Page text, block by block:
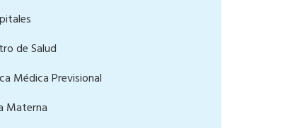
de Salud
Médica Previsional
Materna